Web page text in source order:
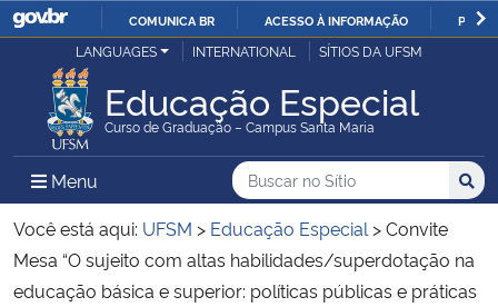
IR
O
COMUNICA BR ACESSO À INFORMAÇÃO
Ministério da Justiça e Segurança Pública
Ministério da Defesa
Ministério das Relações Exteriores
Ministério da Economia
LANGUAGES INTERNATIONAL SÍTIOS DA UFSM
Educação Especial
Curso de Graduação – Campus Santa Maria
Menu Menu Principal do Sítio
Busca
Buscar no no Sítio
Busca:
Você está aqui: UFSM > Educação Especial >Convite
Mesa “O sujeito com altas habilidades/superdotação na
educação básica e superior: políticas públicas e práticas